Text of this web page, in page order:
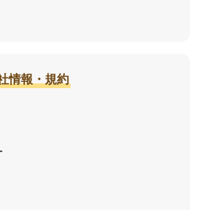
情報・規約